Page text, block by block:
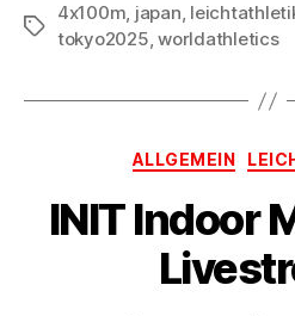
Schlagwörter
4x100m, japan,
tokyo2025,worldathletics
ALLGEMEIN
INIT Indoor